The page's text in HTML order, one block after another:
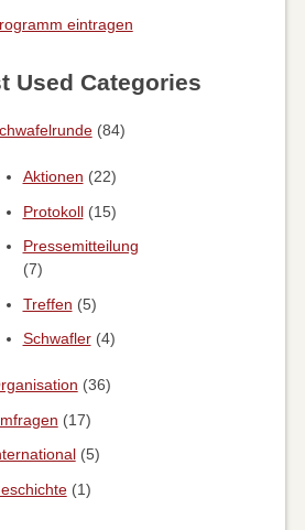
eintragen
Used Categories
(84)
Aktionen (22)
Protokoll(15)
Pressemitteilung
(7)
Treffen (5)
Schwafler(4)
(36)
(17)
(5)
(1)